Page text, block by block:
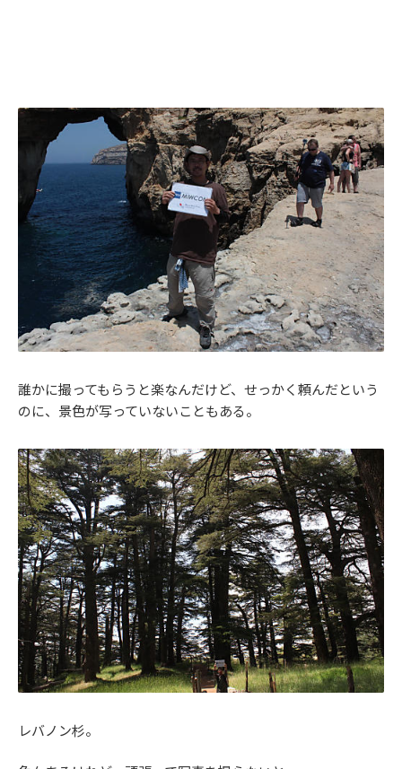
誰かに撮ってもらうと楽なんだけど、せっかく頼んだという
のに、景色が写っていないこともある。
レバノン杉。